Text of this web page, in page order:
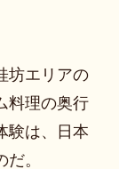
坊エリアの
料理の奥行
験は、日本
。